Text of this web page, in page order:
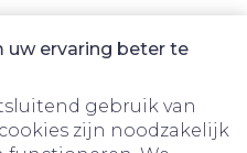
uw ervaring beter te
gebruik van
zijn noodzakelijk